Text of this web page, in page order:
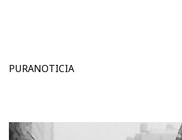
PURANOTICIA